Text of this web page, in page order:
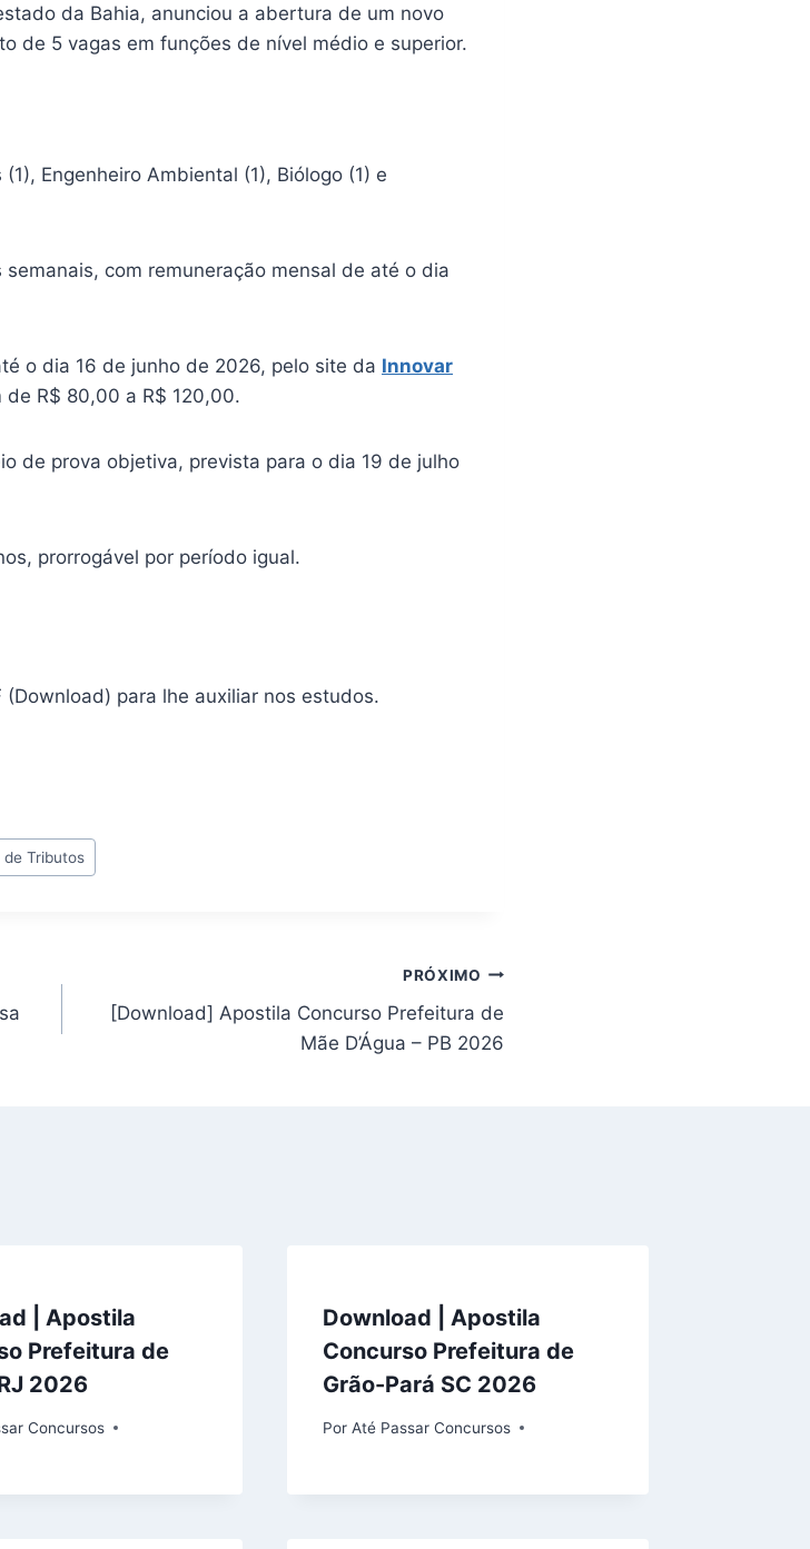
da Bahia, anunciou a abertura de um novo
de 5 vagas em funções de nível médio e superior.
Engenheiro Ambiental (1), Biólogo (1) e
com remuneração mensal de até o dia
o dia 16 de junho de 2026, pelo site da Innovar
R$ 80,00 a R$ 120,00.
de prova objetiva, prevista para o dia 19 de julho
prorrogável por período igual.
(Download) para lhe auxiliar nos estudos.
de Tributos
PRÓXIMO
[Download] Apostila Concurso Prefeitura de
Mãe D’Água – PB 2026
| Apostila
Prefeitura de
2026
Concursos
Download | Apostila
Concurso Prefeitura de
Grão-Pará SC 2026
Por Até Passar Concursos